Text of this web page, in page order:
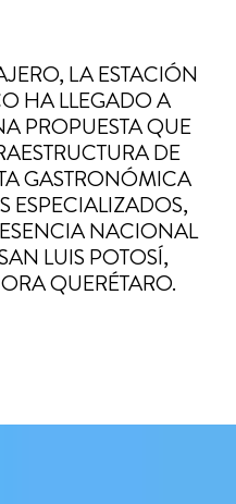
LA ESTACIÓN
HA LLEGADO A
PROPUESTA QUE
DE
GASTRONÓMICA
ESPECIALIZADOS,
NACIONAL
LUIS POTOSÍ,
QUERÉTARO.